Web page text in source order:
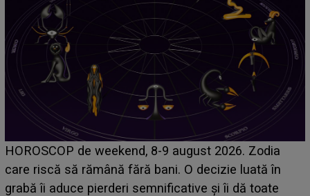
Emanuel a ținut ACEST DETALIU ASCUNS până
acum! În fața Alexandrei, concurentul din Casa Iubirii
face o MĂRTURISIRE NEAȘTEPTATĂ despre mama